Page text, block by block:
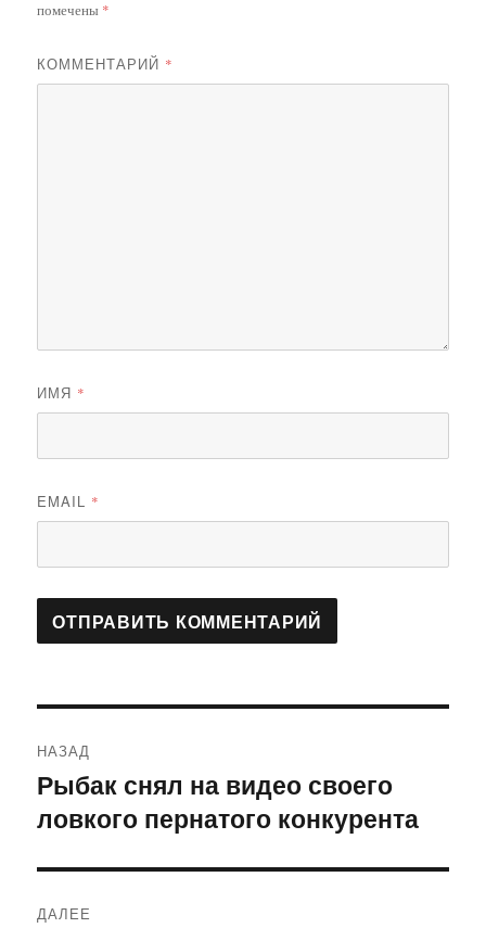
помечены *
КОММЕНТАРИЙ *
ИМЯ *
EMAIL *
по
записям
НАЗАД
Предыдущая
запись:
Рыбак снял на видео своего
ловкого пернатого конкурента
ДАЛЕЕ